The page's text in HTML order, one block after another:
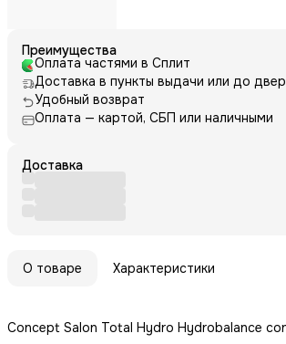
Преимущества
Оплата частями в Сплит
Доставка в пункты выдачи или до
Удобный возврат
Оплата — картой, СБП или наличными
Доставка
О товаре Характеристики
Concept Salon Total Hydro Hydrobalance